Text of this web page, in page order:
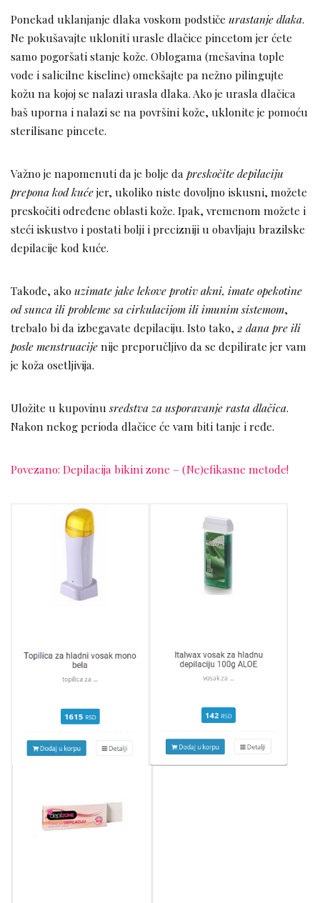
Ponekad uklanjanje dlaka voskom podstiče urastanje dlaka.
Ne pokušavajte ukloniti urasle dlačice pincetom jer ćete
samo pogoršati stanje kože. Oblogama (mešavina tople
vode i salicilne kiseline) omekšajte pa nežno pilingujte
kožu na kojoj se nalazi urasla dlaka. Ako je urasla dlačica
baš uporna i nalazi se na površini kože, uklonite je pomoću
sterilisane pincete.
Važno je napomenuti da je bolje dapreskočite depilaciju
prepona kod kućejer, ukoliko niste dovoljno iskusni, možete
preskočiti određene oblasti kože. Ipak, vremenom možete i
steći iskustvo i postati bolji i precizniji u obavljaju brazilske
depilacije kod kuće.
Takođe, akouzimate jake lekove protiv akni, imate opekotine
od sunca ili probleme sa cirkulacijom ili imunim sistemom,
trebalo bi da izbegavate depilaciju. Isto tako,2 dana pre ili
posle menstruacijenije preporučljivo da se depilirate jer vam
je koža osetljivija.
Uložite u kupovinusredstva za usporavanje rasta dlačica.
Nakon nekog perioda dlačice će vam biti tanje i ređe.
Povezano: Depilacija bikini zone – (Ne)efikasne metode!